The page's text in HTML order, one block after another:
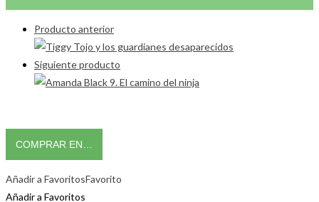
Producto anterior
Siguiente producto
COMPRAR EN…
Añadir a FavoritosFavorito
Añadir a Favoritos